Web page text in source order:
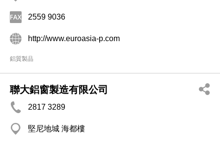
2559 9036
http://www.euroasia-p.com
鋁質製品
聯大鋁窗製造有限公司
2817 3289
堅尼地城 海都樓